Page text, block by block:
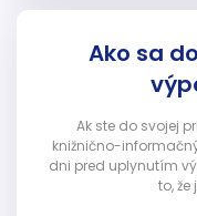
Ako sa
Ak ste do svojej
knižnično-
dni pred uplynutím
to,